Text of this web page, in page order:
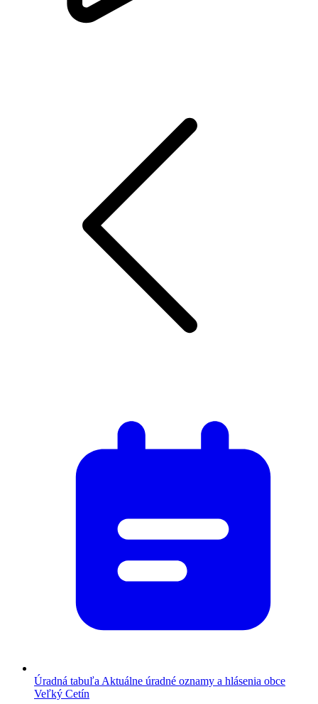
Úradná tabuľa Aktuálne úradné oznamy a hlásenia obce
Veľký Cetín